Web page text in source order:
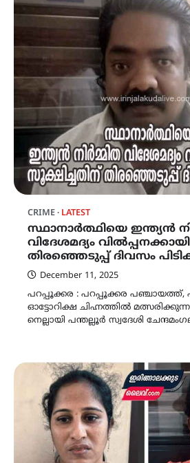
CRIME LATEST
സ്ഥാനാർത്ഥിയെ ഇന്ത്യൻ
വിദേശമദ്യം
തിരഞ്ഞെടുപ്പ് ദിവസം
December 11, 2025
പറപ്പൂക്കര : പറപ്പൂക്കര പഞ്ചായത്ത്,
ഓട്ടോറിക്ഷ ചിഹ്നത്തിൽ
നെല്ലായി പന്തല്ലൂർ സ്വദേശി